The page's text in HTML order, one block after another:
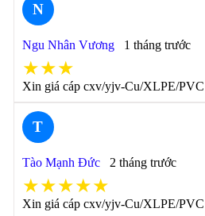
N
Ngu Nhân Vương 1 tháng trước
★★★
Xin giá cáp cxv/yjv-Cu/XLPE/
T
Tào Mạnh Đức 2 tháng trước
★★★★★
Xin giá cáp cxv/yjv-Cu/XLPE/